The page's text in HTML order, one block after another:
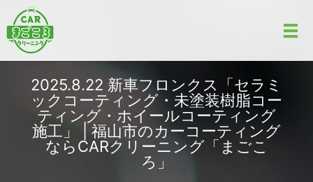
2025.8.22 新車フロンクス「セラミ
ックコーティング・未塗装樹脂コー
ティング・ホイールコーティング
施工」 | 福山市のカーコーティング
ならCARクリーニング「まごこ
ろ」